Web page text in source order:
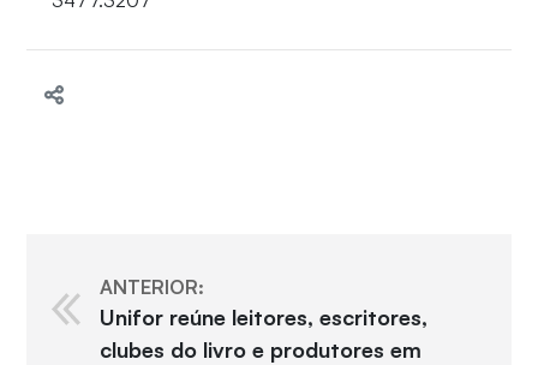
ANTERIOR:
Unifor reúne leitores, escritores,
clubes do livro e produtores em